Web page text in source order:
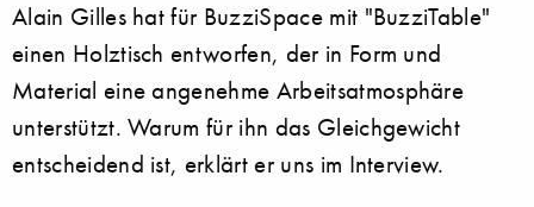
Alain Gilles hat für BuzziSpace mit "BuzziTable"
einen Holztisch entworfen, der in Form und
Material eine angenehme Arbeitsatmosphäre
unterstützt. Warum für ihn das Gleichgewicht
entscheidend ist, erklärt er uns im Interview.